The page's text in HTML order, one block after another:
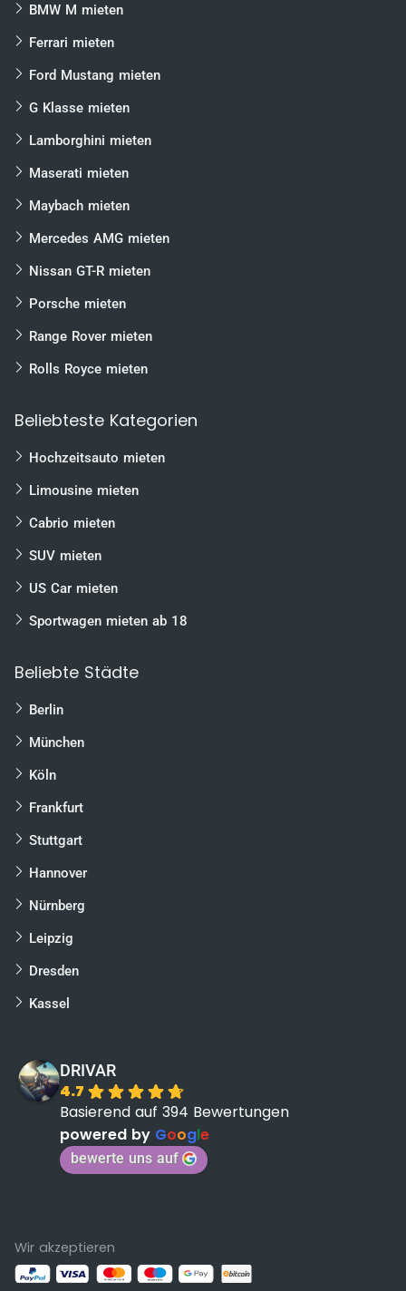
BMW M mieten
Ferrari mieten
Ford Mustang mieten
G Klasse mieten
Lamborghini mieten
Maserati mieten
Maybach mieten
Mercedes AMG mieten
Nissan GT-R mieten
Porsche mieten
Range Rover mieten
Rolls Royce mieten
Beliebteste Kategorien
Hochzeitsauto mieten
Limousine mieten
Cabrio mieten
SUV mieten
US Car mieten
Sportwagen mieten ab 18
Beliebte Städte
Berlin
München
Köln
Frankfurt
Stuttgart
Hannover
Nürnberg
Leipzig
Dresden
Kassel
DRIVAR
4.7
Basierend auf 394 Bewertungen
powered by Google
bewerte uns auf
Wir akzeptieren